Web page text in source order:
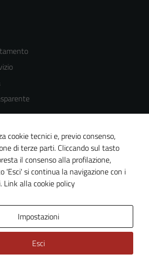
del sito
cookie tecnici e, previo consenso,
di terze parti. Cliccando sul tasto
il consenso alla profilazione,
'Esci' si continua la navigazione con i
Link alla cookie policy
Impostazioni
Esci
di questi
peggiore la
navigazione e
la fruizione
delle
funzionalità
Experience